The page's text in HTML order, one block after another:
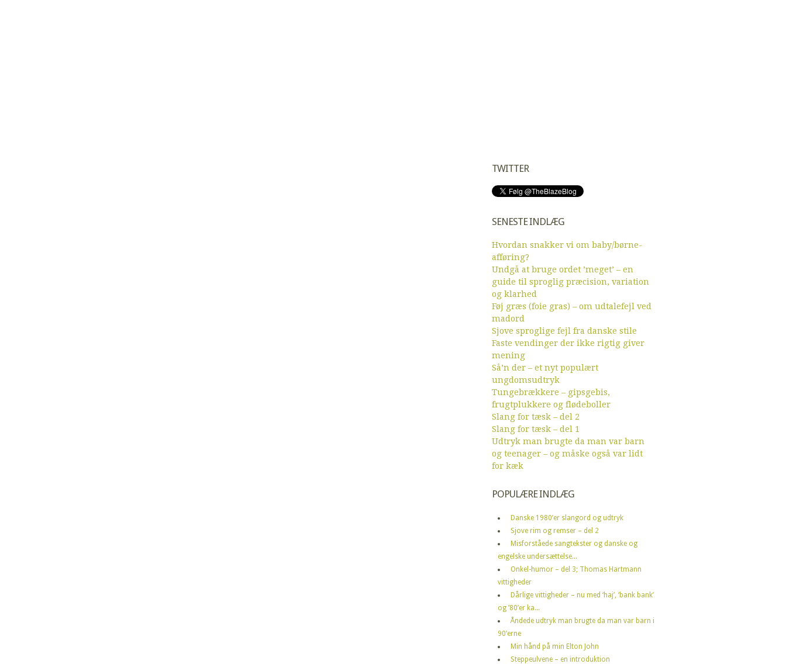
TWITTER
SENESTE INDLÆG
Hvordan snakker vi om baby/børne-
afføring?
Undgå at bruge ordet ’meget’ – en
guide til sproglig præcision, variation
og klarhed
Føj græs (foie gras) – om udtalefejl ved
madord
Sjove sproglige fejl fra danske stile
Faste vendinger der ikke rigtig giver
mening
Så’n der – et nyt populært
ungdomsudtryk
Tungebrækkere – gipsgebis,
frugtplukkere og flødeboller
Slang for tæsk – del 2
Slang for tæsk – del 1
Udtryk man brugte da man var barn
og teenager – og måske også var lidt
for kæk
POPULÆRE INDLÆG
Danske 1980’er slangord og udtryk
Sjove rim og remser – del 2
Misforståede sangtekster og danske og
engelske undersættelse...
Onkel-humor – del 3; Thomas Hartmann
vittigheder
Dårlige vittigheder – nu med ‘haj’, ‘bank bank’
og ’80’er ka...
Åndede udtryk man brugte da man var barn i
90’erne
Min hånd på min Elton John
Steppeulvene – en introduktion